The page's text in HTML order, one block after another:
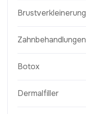
Brustverkleinerung
Zahnbehandlungen
Botox
Dermalfiller